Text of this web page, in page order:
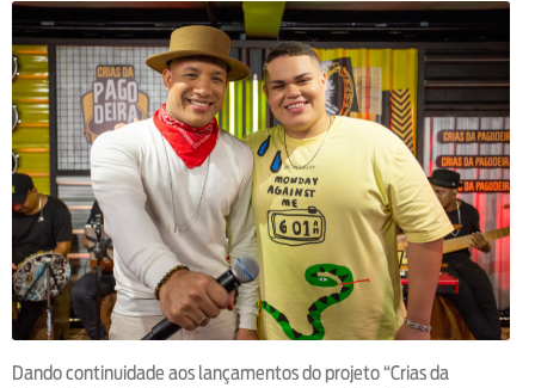
Dando continuidade aos lançamentos do projeto “Crias da